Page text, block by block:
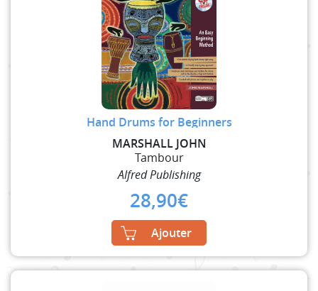
Hand Drums for Beginners
MARSHALL JOHN
Tambour
Alfred Publishing
28,90€
Ajouter